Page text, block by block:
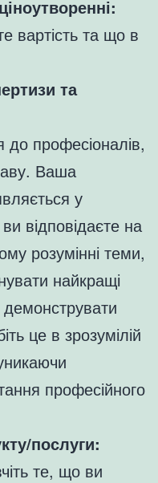
вартість та що в
та
до професіоналів,
Ваша
у
відповідаєте на
розумінні теми,
найкращі
це в зрозумілій
професійного
послуги:
те, що ви